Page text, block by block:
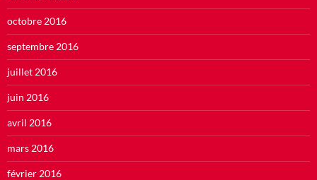
octobre 2016
septembre 2016
juillet 2016
juin 2016
avril 2016
mars 2016
février 2016